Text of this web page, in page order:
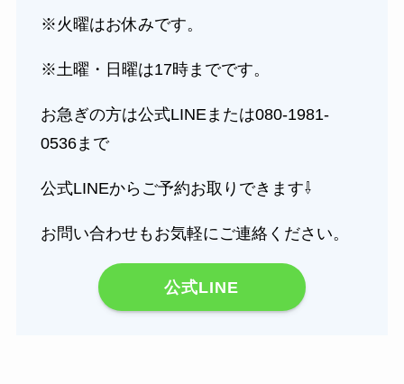
※火曜はお休みです。
※土曜・日曜は17時までです。
お急ぎの方は公式LINEまたは080-1981-
0536まで
公式LINEからご予約お取りできます⇩
お問い合わせもお気軽にご連絡ください。
公式LINE